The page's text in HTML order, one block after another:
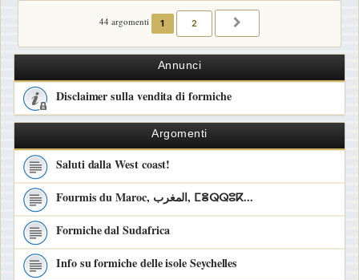
44 argomenti 1 2
Annunci
Disclaimer sulla vendita di formiche
Argomenti
Saluti dalla West coast!
Fourmis du Maroc, المغرب, ⵎⴻⵕⵕⵓⴽ...
Formiche dal Sudafrica
Info su formiche delle isole Seychelles